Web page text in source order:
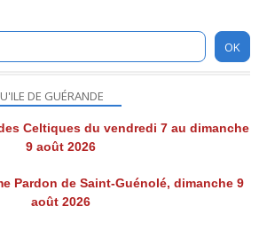
DE GUÉRANDE
Celtiques du vendredi 7 au dimanche
9 août 2026
Pardon de Saint-Guénolé, dimanche 9
août 2026